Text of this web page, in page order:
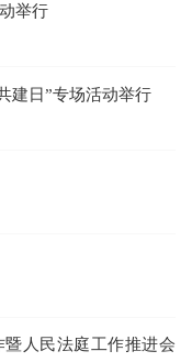
举行
建日”专场活动举行
人民法庭工作推进会